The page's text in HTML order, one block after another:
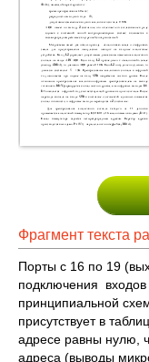
Фрагмент текста
Порты с 16 по 19
подключения входов
принципиальной
присутствует в
адресе равны нулю,
адреса (выводы